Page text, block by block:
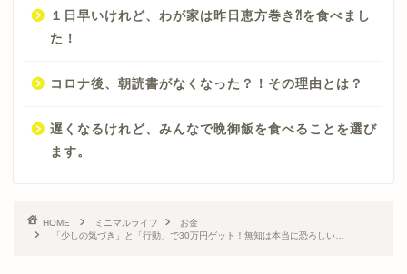
１日早いけれど、わが家は昨日恵方巻き⁈を食べまし
た！
コロナ後、朝読書がなくなった？！その理由とは？
遅くなるけれど、みんなで晩御飯を食べることを選び
ます。
HOME ミニマルライフ
お金
「少しの気づき」と「行動」で30万円ゲット！無知は本当に恐ろしい…